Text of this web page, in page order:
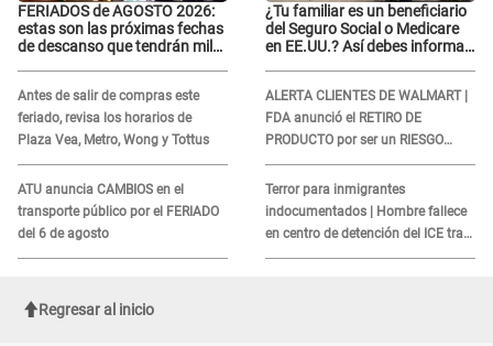
FERIADOS de AGOSTO 2026:
estas son las próximas fechas
de descanso que tendrán miles
Antes de salir de compras este
feriado, revisa los horarios de
Plaza Vea, Metro, Wong y Tottus
ATU anuncia CAMBIOS en el
transporte público por el FERIADO
del 6 de agosto
¿Tu familiar es un beneficiario
del Seguro Social o Medicare
en EE.UU.? Así debes informar
ALERTA CLIENTES DE WALMART |
FDA anunció el RETIRO DE
PRODUCTO por ser un RIESGO
MORTAL para consumidores: ¿Cuál
es?
Terror para inmigrantes
indocumentados | Hombre fallece
en centro de detención del ICE tras
sufrir una "emergencia médica"
Regresar al inicio